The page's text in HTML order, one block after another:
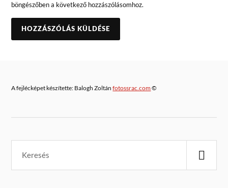
böngészőben a következő hozzászólásomhoz.
A fejlécképet készítette: Balogh Zoltánfotossrac.com©